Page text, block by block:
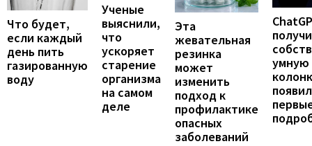
Что будет,
если каждый
день пить
газированную
воду
Ученые
выяснили,
что
ускоряет
старение
организма
на самом
деле
Эта
жевательная
резинка
может
изменить
подход к
профилактике
опасных
заболеваний
умную